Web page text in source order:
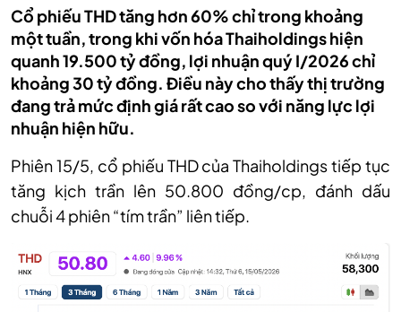
Cổ phiếu THD tăng hơn 60% chỉ trong khoảng
một tuần, trong khi vốn hóa Thaiholdings hiện
quanh 19.500 tỷ đồng, lợi nhuận quý I/2026 chỉ
khoảng 30 tỷ đồng. Điều này cho thấy thị trường
đang trả mức định giá rất cao so với năng lực lợi
nhuận hiện hữu.
Phiên 15/5, cổ phiếu THD của Thaiholdings tiếp tục
tăng kịch trần lên 50.800 đồng/cp, đánh dấu
chuỗi 4 phiên “tím trần” liên tiếp.